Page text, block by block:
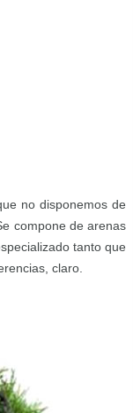
no disponemos de
compone de arenas
tanto que
claro.